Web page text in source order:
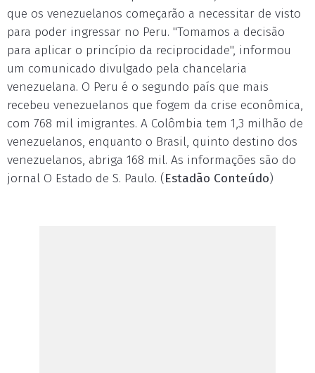
que os venezuelanos começarão a necessitar de visto
para poder ingressar no Peru. "Tomamos a decisão
para aplicar o princípio da reciprocidade", informou
um comunicado divulgado pela chancelaria
venezuelana. O Peru é o segundo país que mais
recebeu venezuelanos que fogem da crise econômica,
com 768 mil imigrantes. A Colômbia tem 1,3 milhão de
venezuelanos, enquanto o Brasil, quinto destino dos
venezuelanos, abriga 168 mil. As informações são do
jornal O Estado de S. Paulo. (Estadão Conteúdo)